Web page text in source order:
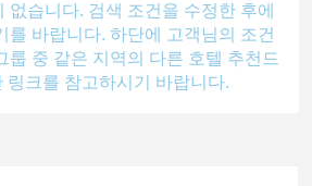
없습니다. 검색 조건을 수정한 후에
를 바랍니다. 하단에 고객님의 조건
룹 중 같은 지역의 다른 호텔 추천드
링크를 참고하시기 바랍니다.